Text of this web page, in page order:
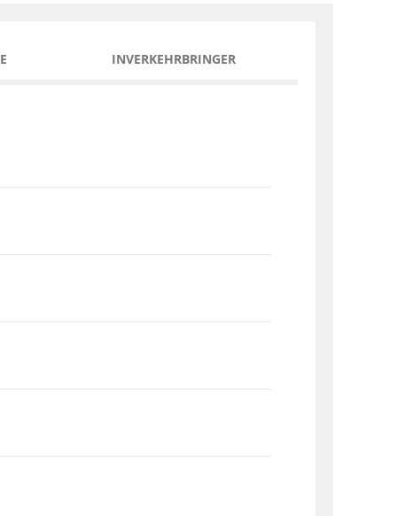
INVERKEHRBRINGER